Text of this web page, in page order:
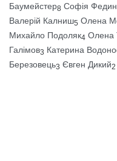
Баумейстер8 Софія
Валерій Калниш5 Олена
Михайло Подоляк4 Олена
Галімов3 Катерина
Березовець3 Євген Дикий2